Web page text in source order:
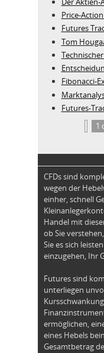
Price-
Futures
Tom
Fibonacci-
Futures-
1
CFDs sind
wegen der
einher, schnell
Handel mit
ob Sie
Sie es sich
einzugehen, Ihr
Futures sind
unterliegen
ermöglichen,
eines Hebels
Gesamtbetrag